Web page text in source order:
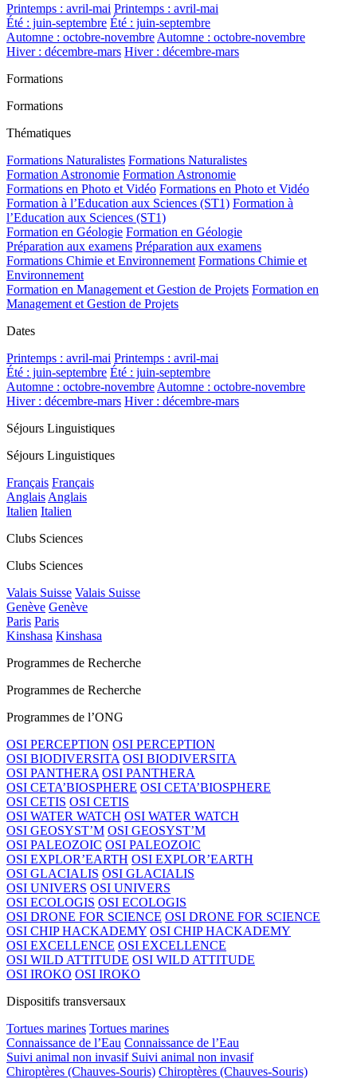
Printemps : avril-mai Printemps : avril-mai
Été : juin-septembre Été : juin-septembre
Automne : octobre-novembre Automne : octobre-novembre
Hiver : décembre-mars Hiver : décembre-mars
Formations
Formations
Thématiques
Formations Naturalistes Formations Naturalistes
Formation Astronomie Formation Astronomie
Formations en Photo et Vidéo Formations en Photo et Vidéo
Formation à l’Education aux Sciences (ST1) Formation à
l’Education aux Sciences (ST1)
Formation en Géologie Formation en Géologie
Préparation aux examens Préparation aux examens
Formations Chimie et Environnement Formations Chimie et
Environnement
Formation en Management et Gestion de Projets Formation en
Management et Gestion de Projets
Dates
Printemps : avril-mai Printemps : avril-mai
Été : juin-septembre Été : juin-septembre
Automne : octobre-novembre Automne : octobre-novembre
Hiver : décembre-mars Hiver : décembre-mars
Séjours Linguistiques
Séjours Linguistiques
Français Français
Anglais Anglais
Italien Italien
Clubs Sciences
Clubs Sciences
Valais Suisse Valais Suisse
Genève Genève
Paris Paris
Kinshasa Kinshasa
Programmes de Recherche
Programmes de Recherche
Programmes de l’ONG
OSI PERCEPTION OSI PERCEPTION
OSI BIODIVERSITA OSI BIODIVERSITA
OSI PANTHERA OSI PANTHERA
OSI CETA’BIOSPHERE OSI CETA’BIOSPHERE
OSI CETIS OSI CETIS
OSI WATER WATCH OSI WATER WATCH
OSI GEOSYST’M OSI GEOSYST’M
OSI PALEOZOIC OSI PALEOZOIC
OSI EXPLOR’EARTH OSI EXPLOR’EARTH
OSI GLACIALIS OSI GLACIALIS
OSI UNIVERS OSI UNIVERS
OSI ECOLOGIS OSI ECOLOGIS
OSI DRONE FOR SCIENCE OSI DRONE FOR SCIENCE
OSI CHIP HACKADEMY OSI CHIP HACKADEMY
OSI EXCELLENCE OSI EXCELLENCE
OSI WILD ATTITUDE OSI WILD ATTITUDE
OSI IROKO OSI IROKO
Dispositifs transversaux
Tortues marines Tortues marines
Connaissance de l’Eau Connaissance de l’Eau
Suivi animal non invasif Suivi animal non invasif
Chiroptères (Chauves-Souris) Chiroptères (Chauves-Souris)